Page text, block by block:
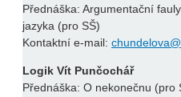
Přednáška: Argumentační
jazyka (pro SŠ)
Kontaktní e-mail:
Logik Vít Punčochář
Přednáška: O nekonečnu (pro